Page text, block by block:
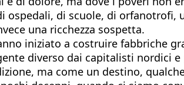
ospedali, di scuole, di
una ricchezza sospetta.
iniziato a costruire fabbriche
diverso dai capitalisti nordici
ma come un destino,